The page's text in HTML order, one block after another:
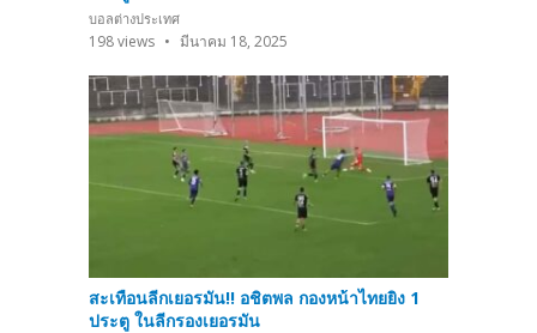
บอลต่างประเทศ
198views มีนาคม 18, 2025
สะเทือนลีกเยอรมัน!! อชิตพล กองหน้าไทยยิง 1
ประตู ในลีกรองเยอรมัน